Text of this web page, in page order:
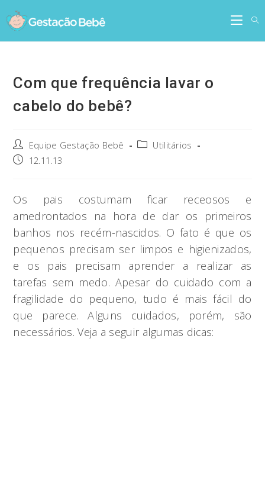
to
content
Com que frequência lavar o
cabelo do bebê?
Post
author:
Equipe Gestação Bebê
PostUtilitários
Post12.11.13
Os pais costumam ficar receosos e
amedrontados na hora de dar os primeiros
banhos nos recém-nascidos. O fato é que os
pequenos precisam ser limpos e higienizados,
e os pais precisam aprender a realizar as
tarefas sem medo. Apesar do cuidado com a
fragilidade do pequeno, tudo é mais fácil do
que parece. Alguns cuidados, porém, são
necessários. Veja a seguir algumas dicas: